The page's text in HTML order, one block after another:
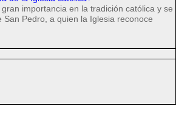
importancia en la tradición católica y se
San Pedro, a quien la Iglesia reconoce